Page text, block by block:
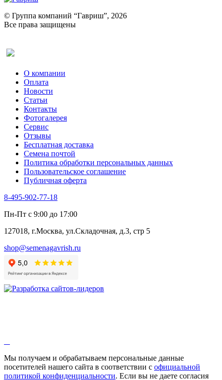
Ревень
Рукола
Рута
Тмин
Трава для чая
Туласи
Укроп
Фенхель пряный
Хризантема овощная
Цикорий пряный
Цикорий салатный (Витлуф)
Черемша
Шпинат
Щавель
Эндивий
Эстрагон
Алтей
Анис
Бессмертник
Валериана
Валерианелла
Гибискус лекарственный
Девясил
Душица
Змееголовник
Мыльнянка
Мята
© Группа компаний “Гавриш”, 2026
Все права защищены
О компании
Оплата
Новости
Статьи
Контакты
Фотогалерея​
Сервис
Отзывы
Бесплатная доставка
Семена почтой
Политика обработки персональных данных
Пользовательское соглашение
Публичная оферта
8-495-902-77-18
Пн-Пт с 9:00 до 17:00
127018, г.Москва, ул.Складочная, д.3, стр 5
shop@semenagavrish.ru
Мы получаем и обрабатываем персональные данные
посетителей нашего сайта в соответствии с официальной
политикой конфиденциальности. Если вы не даете согласия